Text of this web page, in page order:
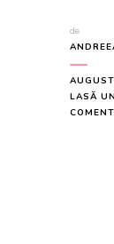
de
LASĂ UN